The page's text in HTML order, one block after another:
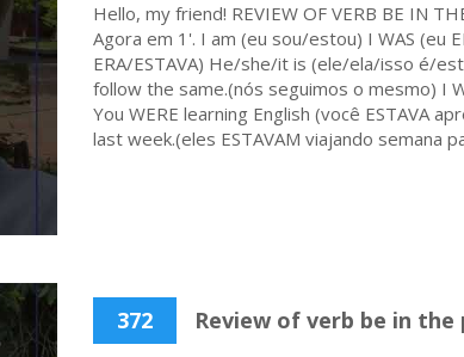
Hello, my friend! REVIEW OF VERB BE IN
Agora em 1'. I am (eu sou/estou) I WAS (eu
ERA/ESTAVA) He/she/it is (ele/ela/isso é/
follow the same.(nós seguimos o mesmo) I
You WERE learning English (você ESTAVA
last week.(eles ESTAVAM viajando semana
372 Review of verb be in the